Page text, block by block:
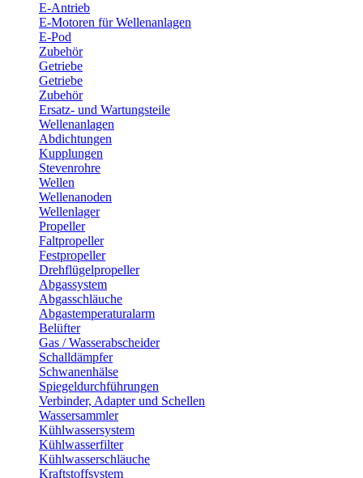
E-Antrieb
E-Motoren für Wellenanlagen
E-Pod
Zubehör
Getriebe
Getriebe
Zubehör
Ersatz- und Wartungsteile
Wellenanlagen
Abdichtungen
Kupplungen
Stevenrohre
Wellen
Wellenanoden
Wellenlager
Propeller
Faltpropeller
Festpropeller
Drehflügelpropeller
Abgassystem
Abgasschläuche
Abgastemperaturalarm
Belüfter
Gas / Wasserabscheider
Schalldämpfer
Schwanenhälse
Spiegeldurchführungen
Verbinder, Adapter und Schellen
Wassersammler
Kühlwassersystem
Kühlwasserfilter
Kühlwasserschläuche
Kraftstoffsystem